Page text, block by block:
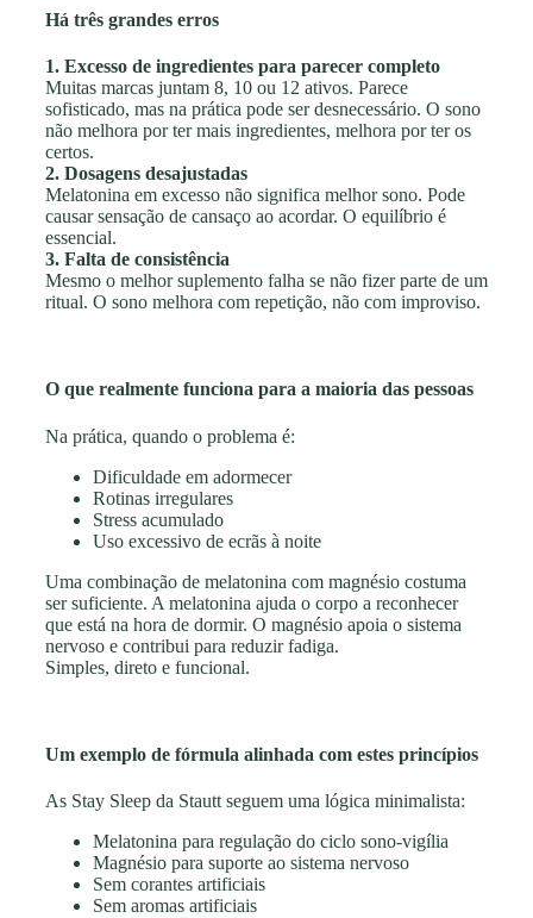
Há três grandes erros
1. Excesso de ingredientes para parecer completo
Muitas marcas juntam 8, 10 ou 12 ativos. Parece
sofisticado, mas na prática pode ser desnecessário. O sono
não melhora por ter mais ingredientes, melhora por ter os
certos.
2. Dosagens desajustadas
Melatonina em excesso não significa melhor sono. Pode
causar sensação de cansaço ao acordar. O equilíbrio é
essencial.
3. Falta de consistência
Mesmo o melhor suplemento falha se não fizer parte de um
ritual. O sono melhora com repetição, não com improviso.
O que realmente funciona para a maioria das pessoas
Na prática, quando o problema é:
Dificuldade em adormecer
Rotinas irregulares
Stress acumulado
Uso excessivo de ecrãs à noite
Uma combinação de melatonina com magnésio costuma
ser suficiente. A melatonina ajuda o corpo a reconhecer
que está na hora de dormir. O magnésio apoia o sistema
nervoso e contribui para reduzir fadiga.
Simples, direto e funcional.
Um exemplo de fórmula alinhada com estes princípios
As Stay Sleep da Stautt seguem uma lógica minimalista:
Melatonina para regulação do ciclo sono-vigília
Magnésio para suporte ao sistema nervoso
Sem corantes artificiais
Sem aromas artificiais